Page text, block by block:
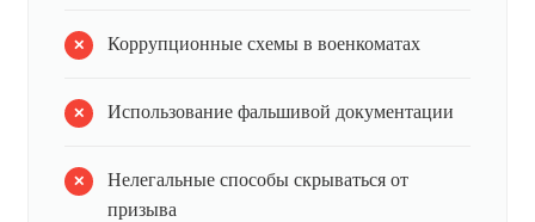
Коррупционные схемы в военкоматах
Использование фальшивой документации
Нелегальные способы скрываться от
призыва